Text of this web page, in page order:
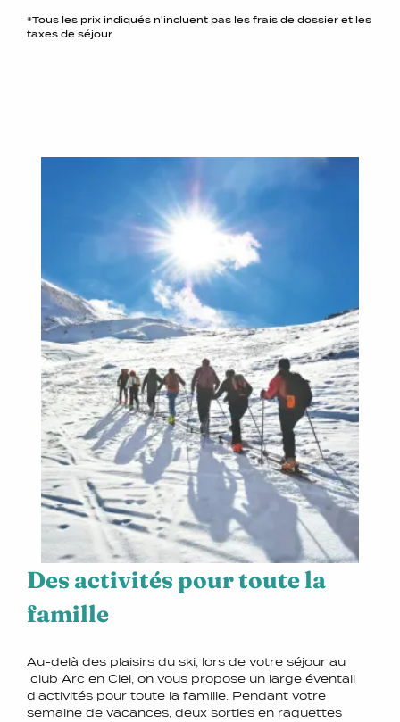
*Tous les prix indiqués n'incluent pas les frais de dossier et les
taxes de séjour
Des activités pour toute la
famille
Au-delà des plaisirs du ski, lors de votre séjour au
club Arc en Ciel, on vous propose un large éventail
d'activités pour toute la famille. Pendant votre
semaine de vacances, deux sorties en raquettes